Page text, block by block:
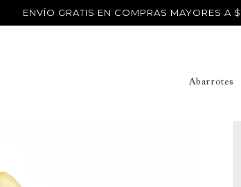
ENVÍO GRATIS EN COMPRAS MAYORES A
Abarrotes